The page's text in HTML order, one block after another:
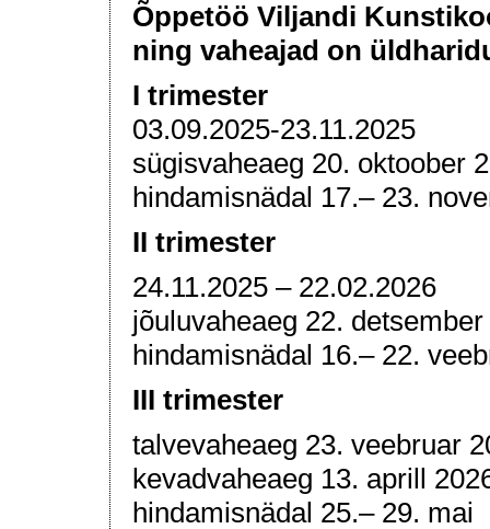
Õppetöö Viljandi
ning vaheajad on
I trimester
03.09.2025-23.11.2025
sügisvaheaeg 20. oktoober
hindamisnädal 17.– 23.
II trimester
24.11.2025 – 22.02.2026
jõuluvaheaeg 22.
hindamisnädal 16.– 22.
III trimester
talvevaheaeg 23. veebruar
kevadvaheaeg 13. aprill
hindamisnädal 25.– 29. mai